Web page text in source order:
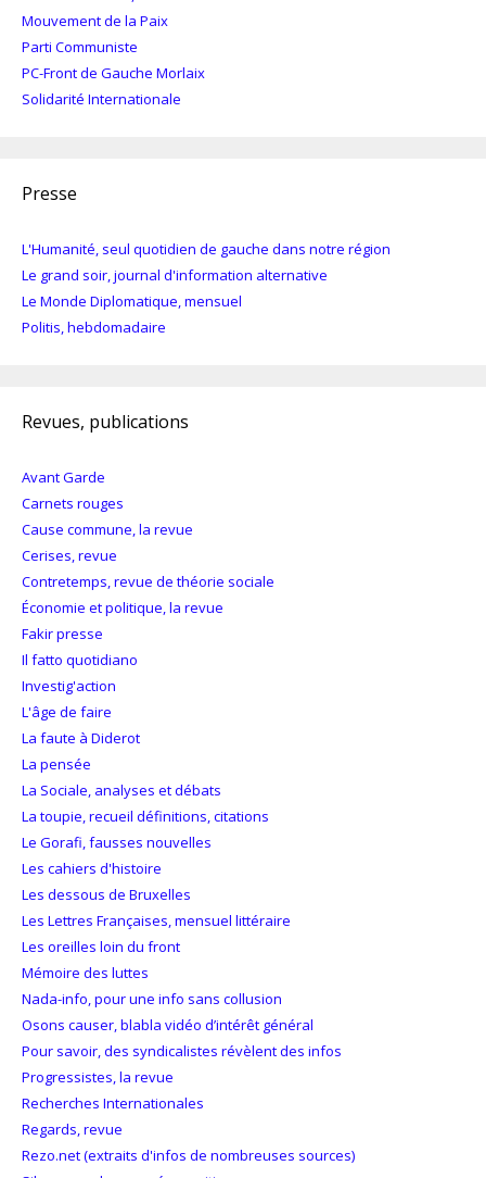
Mouvement de la Paix
Parti Communiste
PC-Front de Gauche Morlaix
Solidarité Internationale
Presse
L'Humanité, seul quotidien de gauche dans notre région
Le grand soir, journal d'information alternative
Le Monde Diplomatique, mensuel
Politis, hebdomadaire
Revues, publications
Avant Garde
Carnets rouges
Cause commune, la revue
Cerises, revue
Contretemps, revue de théorie sociale
Économie et politique, la revue
Fakir presse
Il fatto quotidiano
Investig'action
L'âge de faire
La faute à Diderot
La pensée
La Sociale, analyses et débats
La toupie, recueil définitions, citations
Le Gorafi, fausses nouvelles
Les cahiers d'histoire
Les dessous de Bruxelles
Les Lettres Françaises, mensuel littéraire
Les oreilles loin du front
Mémoire des luttes
Nada-info, pour une info sans collusion
Osons causer, blabla vidéo d’intérêt général
Pour savoir, des syndicalistes révèlent des infos
Progressistes, la revue
Recherches Internationales
Regards, revue
Rezo.net (extraits d'infos de nombreuses sources)